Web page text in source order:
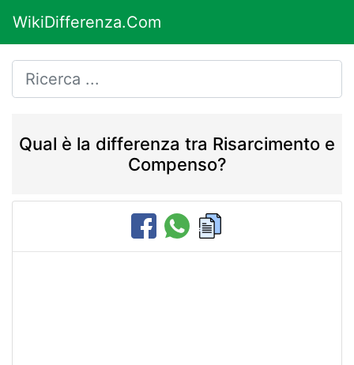
WikiDifferenza.Com
Qual è la differenza tra Risarcimento e
Compenso?